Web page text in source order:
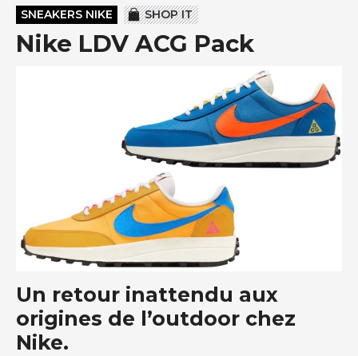
SNEAKERS NIKE SHOP IT
Nike LDV ACG Pack
Un retour inattendu aux
origines de l’outdoor chez
Nike.